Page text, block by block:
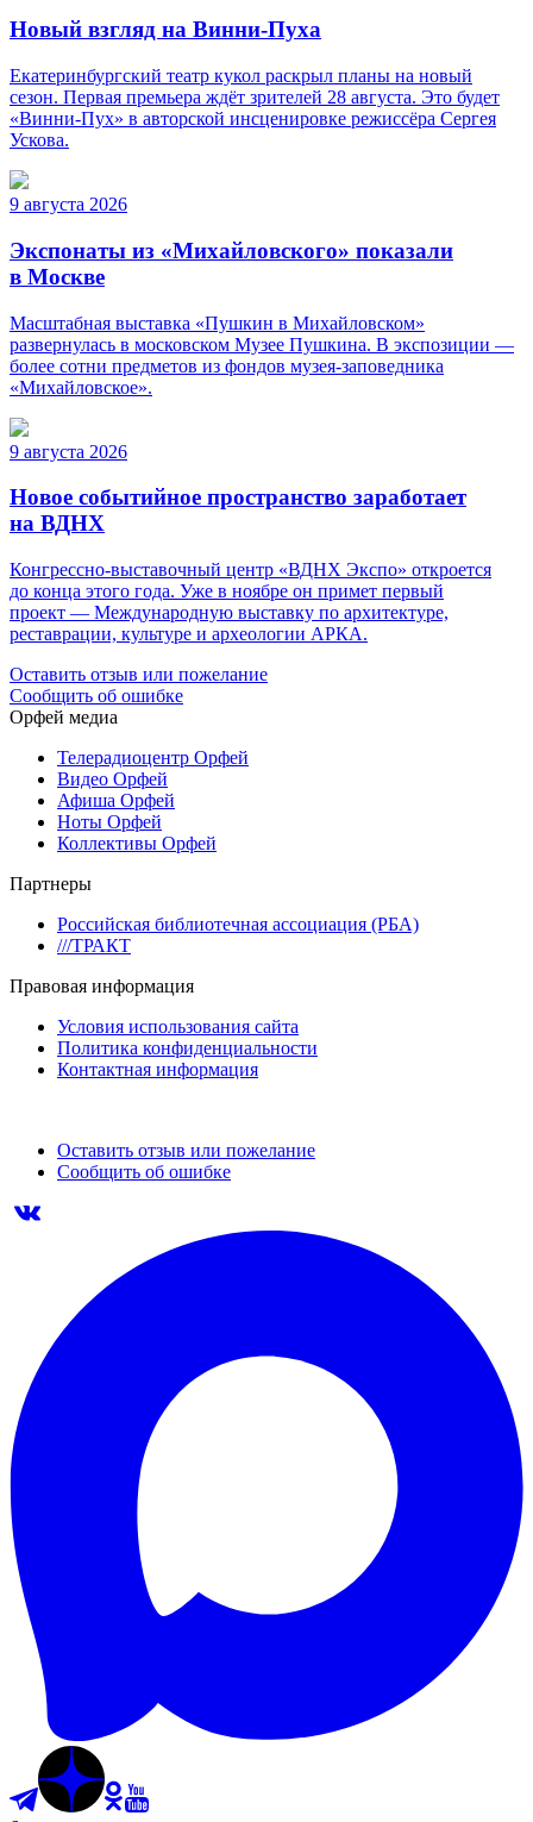
Новый взгляд на Винни-Пуха
Екатеринбургский театр кукол раскрыл планы на новый
сезон. Первая премьера ждёт зрителей 28 августа. Это будет
«Винни-Пух» в авторской инсценировке режиссёра Сергея
Ускова.
9 августа 2026
Экспонаты из «Михайловского» показали
в Москве
Масштабная выставка «Пушкин в Михайловском»
развернулась в московском Музее Пушкина. В экспозиции —
более сотни предметов из фондов музея-заповедника
«Михайловское».
9 августа 2026
Новое событийное пространство заработает
на ВДНХ
Конгрессно-выставочный центр «ВДНХ Экспо» откроется
до конца этого года. Уже в ноябре он примет первый
проект — Международную выставку по архитектуре,
реставрации, культуре и археологии АРКА.
Оставить отзыв или пожелание
Сообщить об ошибке
Орфей медиа
Телерадиоцентр Орфей
Видео Орфей
Афиша Орфей
Ноты Орфей
Коллективы Орфей
Партнеры
Российская библиотечная ассоциация (РБА)
///ТРАКТ
Правовая информация
Условия использования сайта
Политика конфиденциальности
Контактная информация
Оставить отзыв или пожелание
Сообщить об ошибке